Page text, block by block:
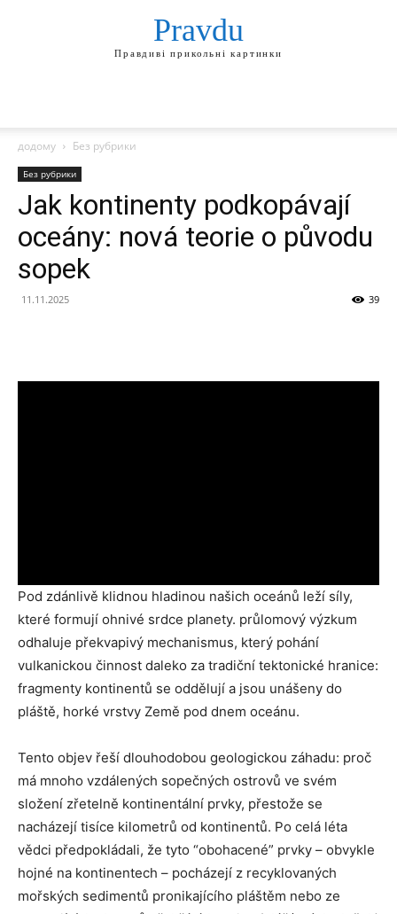
Pravdu
Правдиві прикольні картинки
додому Без рубрики
Без рубрики
Jak kontinenty podkopávají
oceány: nová teorie o původu
sopek
11.11.2025 39
Pod zdánlivě klidnou hladinou našich oceánů leží síly,
které formují ohnivé srdce planety. průlomový výzkum
odhaluje překvapivý mechanismus, který pohání
vulkanickou činnost daleko za tradiční tektonické hranice:
fragmenty kontinentů se oddělují a jsou unášeny do
pláště, horké vrstvy Země pod dnem oceánu.
Tento objev řeší dlouhodobou geologickou záhadu: proč
má mnoho vzdálených sopečných ostrovů ve svém
složení zřetelně kontinentální prvky, přestože se
nacházejí tisíce kilometrů od kontinentů. Po celá léta
vědci předpokládali, že tyto “obohacené” prvky – obvykle
hojné na kontinentech – pocházejí z recyklovaných
mořských sedimentů pronikajícího pláštěm nebo ze